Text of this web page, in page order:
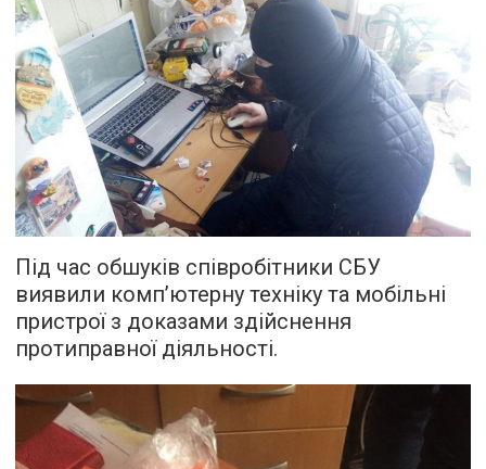
Під час обшуків співробітники СБУ
виявили комп’ютерну техніку та мобільні
пристрої з доказами здійснення
протиправної діяльності.